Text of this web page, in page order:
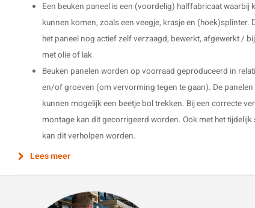
Een beuken paneel is een (voordelig) halffabricaat
kunnen komen, zoals een veegje, krasje en
het paneel nog actief zelf verzaagd, bewerkt, afgewerkt /
met olie of lak.
Beuken panelen worden op voorraad geproduceerd in
en/of groeven (om vervorming tegen te gaan). De
kunnen mogelijk een beetje bol trekken. Bij een correcte
montage kan dit gecorrigeerd worden. Ook met het
kan dit verholpen worden.
Lees meer